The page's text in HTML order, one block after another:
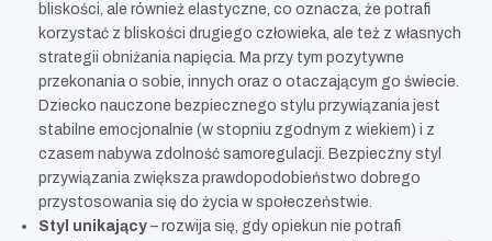
bliskości, ale również elastyczne, co oznacza, że potrafi
korzystać z bliskości drugiego człowieka, ale też z własnych
strategii obniżania napięcia. Ma przy tym pozytywne
przekonania o sobie, innych oraz o otaczającym go świecie.
Dziecko nauczone bezpiecznego stylu przywiązania jest
stabilne emocjonalnie (w stopniu zgodnym z wiekiem) i z
czasem nabywa zdolność samoregulacji. Bezpieczny styl
przywiązania zwiększa prawdopodobieństwo dobrego
przystosowania się do życia w społeczeństwie.
Styl unikający – rozwija się, gdy opiekun nie potrafi